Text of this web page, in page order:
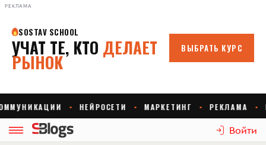
РЕКЛАМА
Войти